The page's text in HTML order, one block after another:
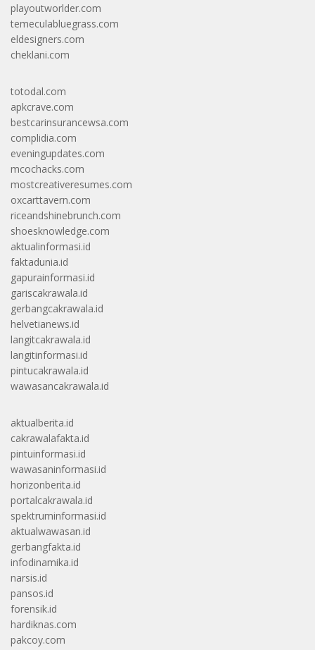
playoutworlder.com
temeculabluegrass.com
eldesigners.com
cheklani.com
totodal.com
apkcrave.com
bestcarinsurancewsa.com
complidia.com
eveningupdates.com
mcochacks.com
mostcreativeresumes.com
oxcarttavern.com
riceandshinebrunch.com
shoesknowledge.com
aktualinformasi.id
faktadunia.id
gapurainformasi.id
gariscakrawala.id
gerbangcakrawala.id
helvetianews.id
langitcakrawala.id
langitinformasi.id
pintucakrawala.id
wawasancakrawala.id
aktualberita.id
cakrawalafakta.id
pintuinformasi.id
wawasaninformasi.id
horizonberita.id
portalcakrawala.id
spektruminformasi.id
aktualwawasan.id
gerbangfakta.id
infodinamika.id
narsis.id
pansos.id
forensik.id
hardiknas.com
pakcoy.com